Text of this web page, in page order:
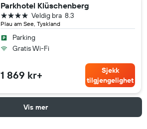
Parkhotel Klüschenberg
Plau am See, Tyskland
8.3
Veldig bra
4 stjerner
Parking
Gratis Wi-Fi
1 869 kr+
Sjekk
tilgjengelighet
Vis mer